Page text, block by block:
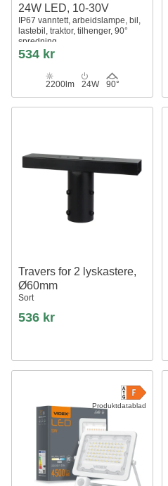
24W LED, 10-30V
IP67 vanntett, arbeidslampe, bil,
lastebil, traktor, tilhenger, 90°
spredning
534 kr
2200lm 24W 90°
Travers for 2 lyskastere,
Ø60mm
Sort
536 kr
Produktdatablad